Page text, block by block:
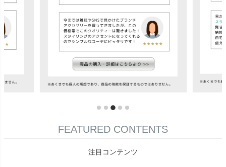
FEATURED CONTENTS
注目コンテンツ